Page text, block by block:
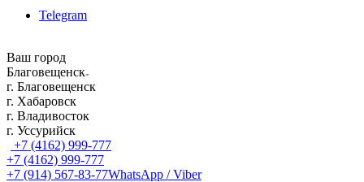
Telegram
Ваш город
Благовещенск
г. Благовещенск
г. Хабаровск
г. Владивосток
г. Уссурийск
+7 (4162) 999-777
+7 (4162) 999-777
+7 (914) 567-83-77WhatsApp / Viber